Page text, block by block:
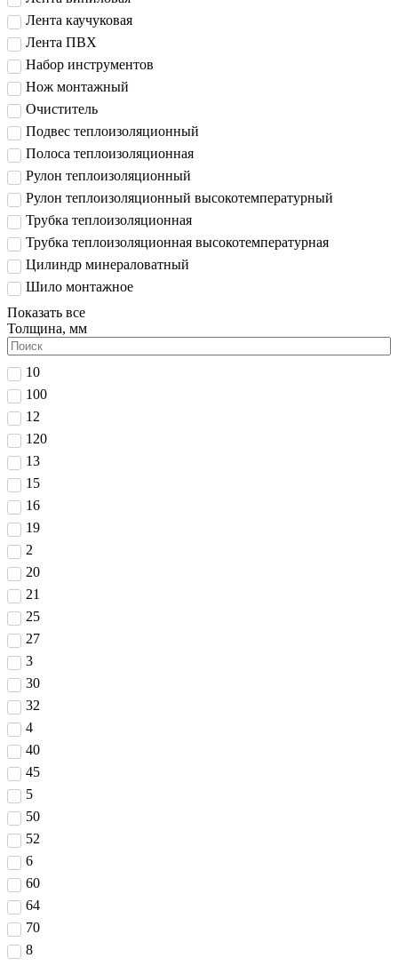
Лента каучуковая
Лента ПВХ
Набор инструментов
Нож монтажный
Очиститель
Подвес теплоизоляционный
Полоса теплоизоляционная
Рулон теплоизоляционный
Рулон теплоизоляционный высокотемпературный
Трубка теплоизоляционная
Трубка теплоизоляционная высокотемпературная
Цилиндр минераловатный
Шило монтажное
Показать все
Толщина, мм
10
100
12
120
13
15
16
19
2
20
21
25
27
3
30
32
4
40
45
5
50
52
6
60
64
70
8